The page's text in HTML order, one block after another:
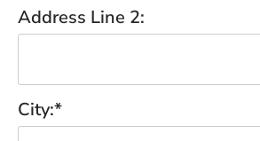
Address Line 2:
City:*